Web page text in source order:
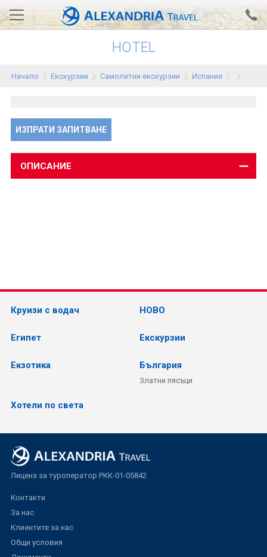
Проверка на резервация
АЛЕКСАНДРИЯ хотели
Турция
Гърция
Египет
HOTEL
Начало Екскурзии Самолетни екскурзии Испания
ИЗПРАТИ ЗАПИТВАНЕ
ОПИСАНИЕ
Круизи с водач НОВО
Египет Екскурзии
Екзотика България
Златни пясъци
Хотели по света
Лиценз за туроператор РКК-01-05842
Контакти
За нас
Клиентите за нас
Общи условия